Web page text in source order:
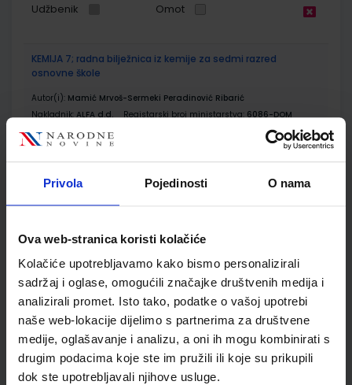
Privola Pojedinosti O nama
Ova web-stranica koristi kolačiće
Kolačiće upotrebljavamo kako bismo personalizirali
sadržaj i oglase, omogućili značajke društvenih medija i
analizirali promet. Isto tako, podatke o vašoj upotrebi
naše web-lokacije dijelimo s partnerima za društvene
medije, oglašavanje i analizu, a oni ih mogu kombinirati s
drugim podacima koje ste im pružili ili koje su prikupili
dok ste upotrebljavali njihove usluge.
Udžbenik Omot
KEMIJA 7; radna bilježnica iz kemije za sedmi razred
osnovne škole
Autor(i): Mamić Mrvoš-Sermeki Peradinović Ribarić
Nakladnik: ALFA d.d. Registarski broj ministarstva: 6086-DOM
SKU: 556482
ŠIFRA OMOTA:
Udžbenik
GEA 3; udžbenik geografije u sedmom razredu osnovne
škole (2021)
Autor(i):Danijel Orešić Igor Tišma Ružica Vuk Alenka Bujan
Nakladnik: ŠKOLSKA KNJIGA d.d. Registarski broj ministarstva:
SKU:569105 CIJENA:12,04 €
ŠIFRA OMOTA: 500175